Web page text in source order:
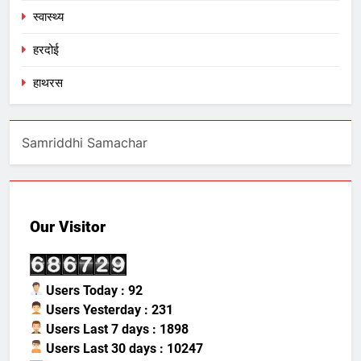
स्वास्थ्य
हरदोई
हाथरस
Samriddhi Samachar
Our Visitor
Users Today : 92
Users Yesterday : 231
Users Last 7 days : 1898
Users Last 30 days : 10247